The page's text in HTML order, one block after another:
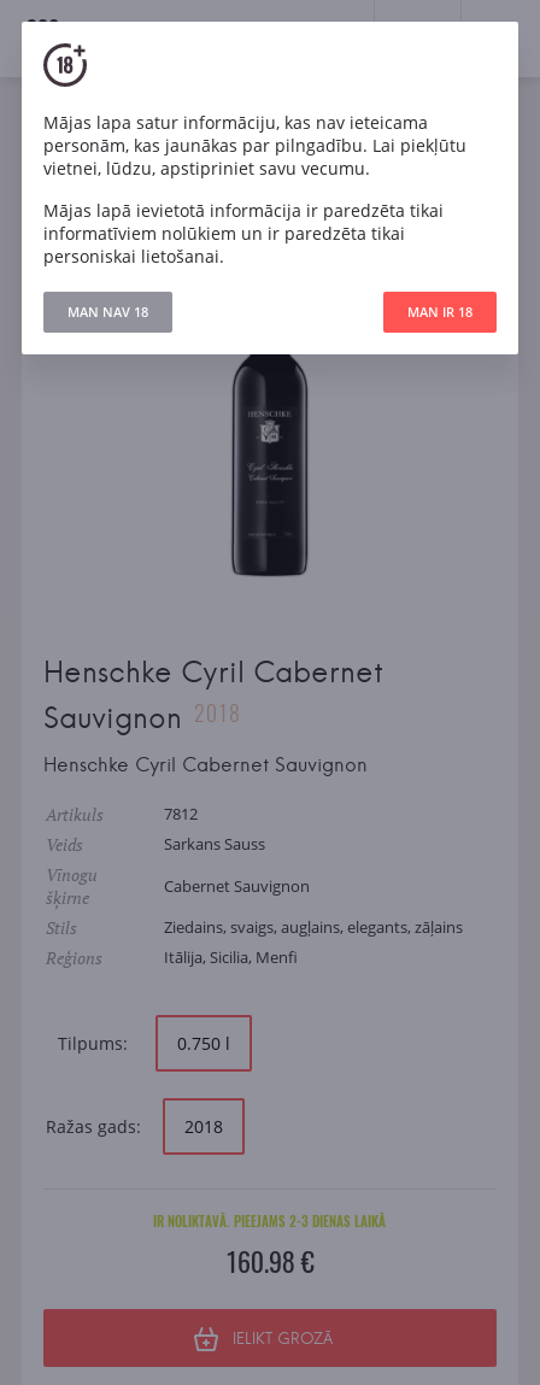
18+
Vīns Sarkans Sauss
Itālija
Henschke Cyril Cabernet Sauvignon
Henschke Cyril Cabernet
Sauvignon 2018
Henschke Cyril Cabernet Sauvignon
Artikuls 7812
Veids Sarkans Sauss
Vīnogu
šķirne
Cabernet Sauvignon
Stils Ziedains, svaigs, augļains, elegants, zāļains
Reģions Itālija, Sicilia, Menfi
Tilpums: 0.750 l
Ražas gads: 2018
IR NOLIKTAVĀ. PIEEJAMS 2-3 DIENAS LAIKĀ
160.98 €
IELIKT GROZĀ
Mājas lapa satur informāciju, kas nav ieteicama
personām, kas jaunākas par pilngadību. Lai piekļūtu
vietnei, lūdzu, apstipriniet savu vecumu.
Mājas lapā ievietotā informācija ir paredzēta tikai
informatīviem nolūkiem un ir paredzēta tikai
personiskai lietošanai.
MAN NAV 18 MAN IR 18